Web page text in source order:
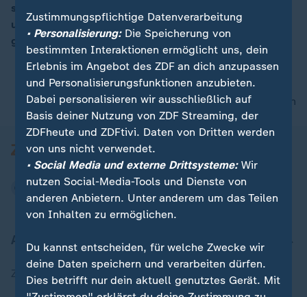
sich seine Werkstatt, regelmäßig öffnet er seine Türen
um Schulkindern ein Einblick in sein Handwerk zu
geben
nach oben
Aktuell bei ZDFheute
Zuletzt veröffentlicht
Zustimmungspflichtige Datenverarbeitung
• Personalisierung:Die Speicherung von
bestimmten Interaktionen ermöglicht uns, dein
Erlebnis im Angebot des ZDF an dich anzupassen
und Personalisierungsfunktionen anzubieten.
Dabei personalisieren wir ausschließlich auf
Basis deiner Nutzung von ZDF Streaming, der
ZDFheute und ZDFtivi. Daten von Dritten werden
von uns nicht verwendet.
• Social Media und externe Drittsysteme:Wir
nutzen Social-Media-Tools und Dienste von
anderen Anbietern. Unter anderem um das Teilen
von Inhalten zu ermöglichen.
Du kannst entscheiden, für welche Zwecke wir
deine Daten speichern und verarbeiten dürfen.
Dies betrifft nur dein aktuell genutztes Gerät. Mit